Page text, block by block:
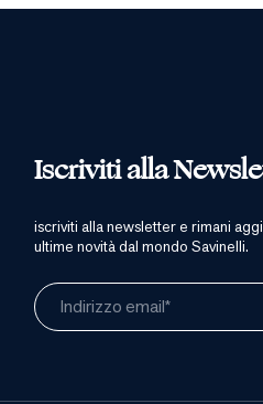
Iscriviti alla
iscriviti alla newsletter e rimani
ultime novità dal mondo Savinelli.
Indirizzo email*